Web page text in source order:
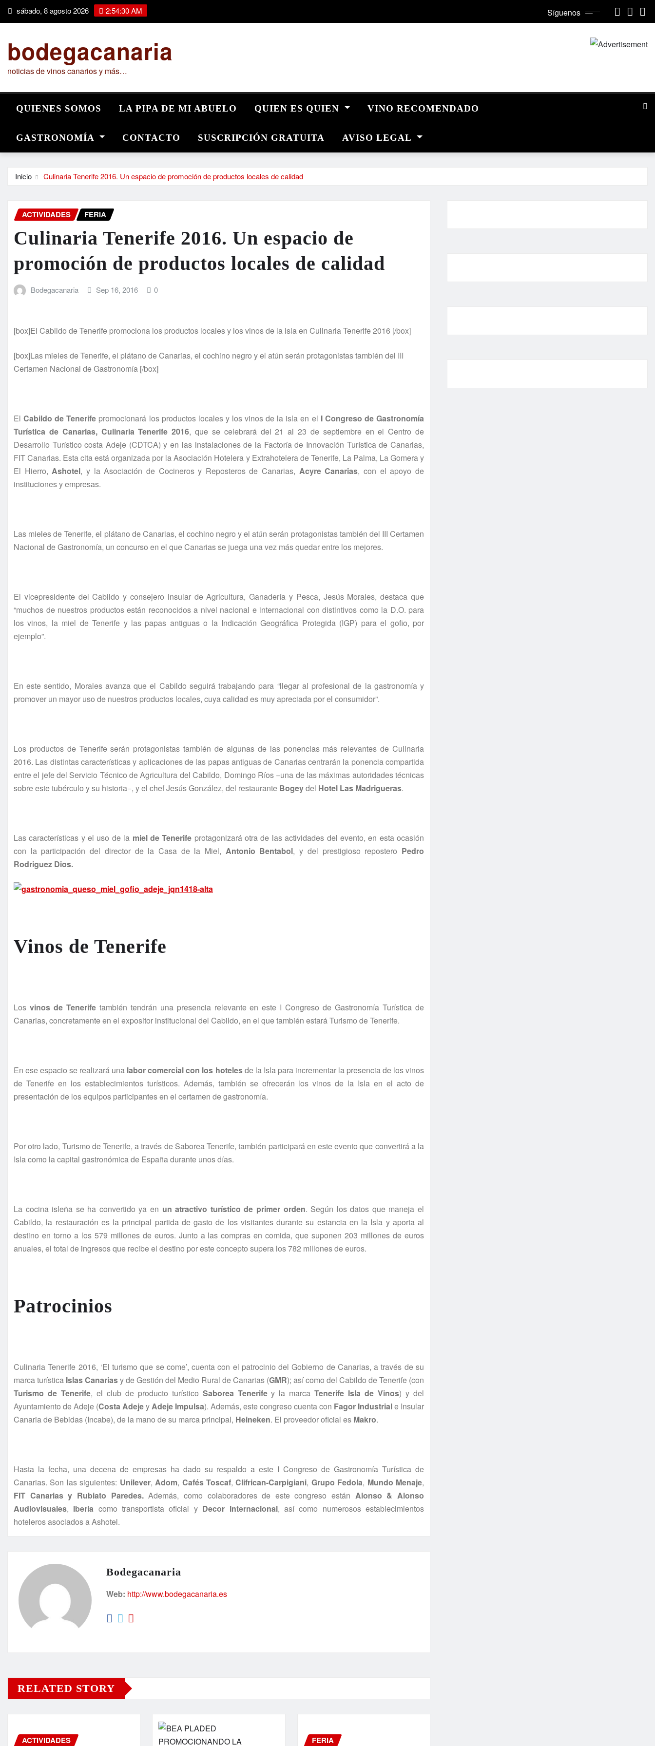
Saltar sábado, 8 agosto 2026 2:54:31 AM Síguenos
bodegacanaria
noticias de vinos canarios y más…
QUIENES SOMOS LA PIPA DE MI ABUELO QUIEN ES QUIEN VINO RECOMENDADO
GASTRONOMÍA CONTACTO SUSCRIPCIÓN GRATUITA AVISO LEGAL
Inicio Culinaria Tenerife 2016. Un espacio de promoción de productos locales de calidad
ACTIVIDADES FERIA
Culinaria Tenerife 2016. Un espacio de
promoción de productos locales de calidad
Bodegacanaria Sep 16, 2016 0
[box]El Cabildo de Tenerife promociona los productos locales y los vinos de la isla en Culinaria Tenerife 2016 [/box]
[box]Las mieles de Tenerife, el plátano de Canarias, el cochino negro y el atún serán protagonistas también del III
Certamen Nacional de Gastronomía [/box]
ElCabildo de Tenerife promocionará los productos locales y los vinos de la isla en el I Congreso de Gastronomía
Turística de Canarias, Culinaria Tenerife 2016, que se celebrará del 21 al 23 de septiembre en el Centro de
Desarrollo Turístico costa Adeje (CDTCA) y en las instalaciones de la Factoría de Innovación Turística de Canarias,
FIT Canarias. Esta cita está organizada por la Asociación Hotelera y Extrahotelera de Tenerife, La Palma, La Gomera y
El Hierro,Ashotel, y la Asociación de Cocineros y Reposteros de Canarias, Acyre Canarias, con el apoyo de
instituciones y empresas.
Las mieles de Tenerife, el plátano de Canarias, el cochino negro y el atún serán protagonistas también del III Certamen
Nacional de Gastronomía, un concurso en el que Canarias se juega una vez más quedar entre los mejores.
El vicepresidente del Cabildo y consejero insular de Agricultura, Ganadería y Pesca, Jesús Morales, destaca que
“muchos de nuestros productos están reconocidos a nivel nacional e internacional con distintivos como la D.O. para
los vinos, la miel de Tenerife y las papas antiguas o la Indicación Geográfica Protegida (IGP) para el gofio, por
ejemplo”.
En este sentido, Morales avanza que el Cabildo seguirá trabajando para “llegar al profesional de la gastronomía y
promover un mayor uso de nuestros productos locales, cuya calidad es muy apreciada por el consumidor”.
Los productos de Tenerife serán protagonistas también de algunas de las ponencias más relevantes de Culinaria
2016. Las distintas características y aplicaciones de las papas antiguas de Canarias centrarán la ponencia compartida
entre el jefe del Servicio Técnico de Agricultura del Cabildo, Domingo Ríos −una de las máximas autoridades técnicas
sobre este tubérculo y su historia−, y el chef Jesús González, del restaurante Bogeydel Hotel Las Madrigueras.
Las características y el uso de la miel de Tenerife protagonizará otra de las actividades del evento, en esta ocasión
con la participación del director de la Casa de la Miel, Antonio Bentabol, y del prestigioso repostero Pedro
Rodriguez Dios.
Vinos de Tenerife
Los vinos de Tenerifetambién tendrán una presencia relevante en este I Congreso de Gastronomía Turística de
Canarias, concretamente en el expositor institucional del Cabildo, en el que también estará Turismo de Tenerife.
En ese espacio se realizará una labor comercial con los hotelesde la Isla para incrementar la presencia de los vinos
de Tenerife en los establecimientos turísticos. Además, también se ofrecerán los vinos de la Isla en el acto de
presentación de los equipos participantes en el certamen de gastronomía.
Por otro lado, Turismo de Tenerife, a través de Saborea Tenerife, también participará en este evento que convertirá a la
Isla como la capital gastronómica de España durante unos días.
La cocina isleña se ha convertido ya en un atractivo turístico de primer orden. Según los datos que maneja el
Cabildo, la restauración es la principal partida de gasto de los visitantes durante su estancia en la Isla y aporta al
destino en torno a los 579 millones de euros. Junto a las compras en comida, que suponen 203 millones de euros
anuales, el total de ingresos que recibe el destino por este concepto supera los 782 millones de euros.
Patrocinios
Culinaria Tenerife 2016, ‘El turismo que se come’, cuenta con el patrocinio del Gobierno de Canarias, a través de su
marca turística Islas Canariasy de Gestión del Medio Rural de Canarias (GMR); así como del Cabildo de Tenerife (con
Turismo de Tenerife, el club de producto turístico Saborea Tenerifey la marcaTenerife Isla de Vinos) y del
Ayuntamiento de Adeje (Costa AdejeyAdeje Impulsa). Además, este congreso cuenta con Fagor Industriale Insular
Canaria de Bebidas (Incabe), de la mano de su marca principal, Heineken. El proveedor oficial es Makro.
Hasta la fecha, una decena de empresas ha dado su respaldo a este I Congreso de Gastronomía Turística de
Canarias. Son las siguientes: Unilever,Adom, Cafés Toscaf,Clifrican-Carpigiani, Grupo Fedola, Mundo Menaje,
FIT Canarias y Rubiato Paredes.Además, como colaboradores de este congreso están Alonso & Alonso
Audiovisuales, Iberia como transportista oficial y Decor Internacional, así como numerosos establecimientos
hoteleros asociados a Ashotel.
Bodegacanaria
Web: http://www.bodegacanaria.es
RELATED STORY
ACTIVIDADES FERIA